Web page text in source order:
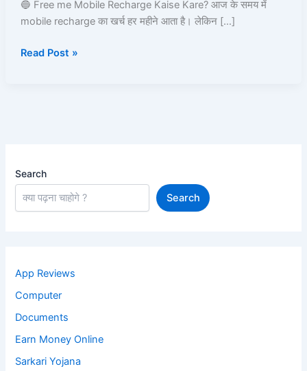
🔵 Free me Mobile Recharge Kaise Kare? आज के समय में
mobile recharge का खर्च हर महीने आता है। लेकिन […]
करने
के
Best
Read Post »
Search
Search
App Reviews
Computer
Documents
Earn Money Online
Sarkari Yojana